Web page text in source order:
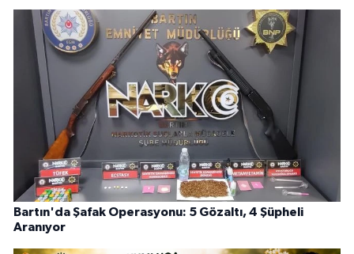
Bartın'da Şafak Operasyonu: 5 Gözaltı, 4 Şüpheli
Aranıyor